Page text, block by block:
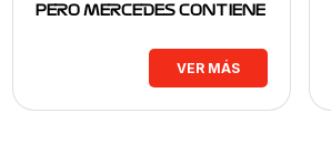
PERO MERCEDES CONTIENE
VER MÁS